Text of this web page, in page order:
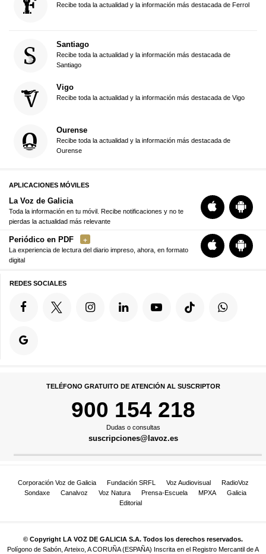
Recibe toda la actualidad y la información más destacada de Ferrol
Santiago
Recibe toda la actualidad y la información más destacada de
Santiago
Vigo
Recibe toda la actualidad y la información más destacada de Vigo
Ourense
Recibe toda la actualidad y la información más destacada de
Ourense
APLICACIONES MÓVILES
La Voz de Galicia
Toda la información en tu móvil. Recibe notificaciones y no te
pierdas la actualidad más relevante
Periódico en PDF
La experiencia de lectura del diario impreso, ahora, en formato
digital
REDES SOCIALES
TELÉFONO GRATUITO DE ATENCIÓN AL SUSCRIPTOR
900 154 218
Dudas o consultas
suscripciones@lavoz.es
Corporación Voz de Galicia Fundación SRFL Voz Audiovisual
RadioVoz
Sondaxe
Canalvoz Voz Natura Prensa-Escuela MPXA
Galicia
Editorial
© Copyright LA VOZ DE GALICIA S.A. Todos los derechos reservados.
Polígono de Sabón, Arteixo, A CORUÑA (ESPAÑA) Inscrita en el Registro Mercantil de A